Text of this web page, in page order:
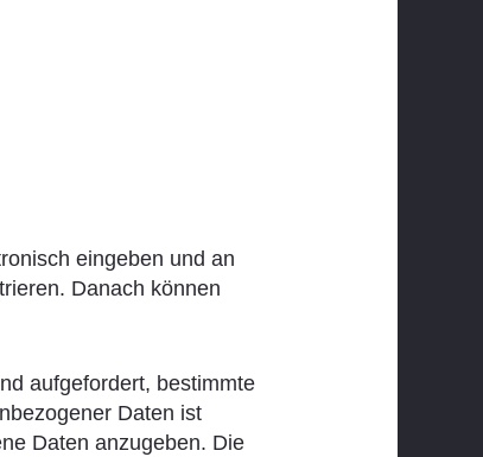
eingeben und an
Danach können
aufgefordert, bestimmte
Daten ist
Daten anzugeben. Die